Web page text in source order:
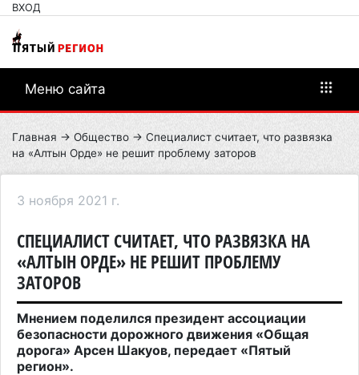
ВХОД
Меню сайта
Главная → Общество → Специалист считает, что развязка
на «Алтын Орде» не решит проблему заторов
3 ноября 2021 г.
СПЕЦИАЛИСТ СЧИТАЕТ, ЧТО РАЗВЯЗКА НА
«АЛТЫН ОРДЕ» НЕ РЕШИТ ПРОБЛЕМУ
ЗАТОРОВ
Мнением поделился президент ассоциации
безопасности дорожного движения «Общая
дорога» Арсен Шакуов, передает «Пятый
регион».